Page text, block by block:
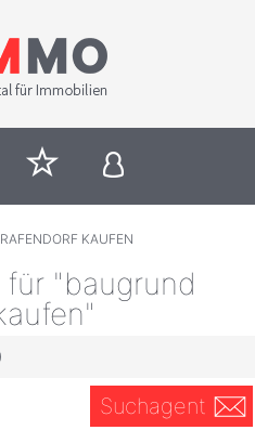
KAUFEN
"baugrund
Suchagent